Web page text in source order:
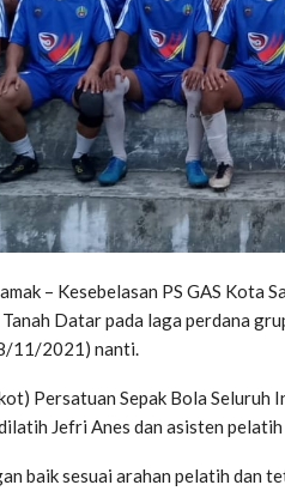
– Kesebelasan PS GAS Kota
Datar pada laga perdana
11/2021) nanti.
Persatuan Sepak Bola Seluruh
Jefri Anes dan asisten
baik sesuai arahan pelatih dan